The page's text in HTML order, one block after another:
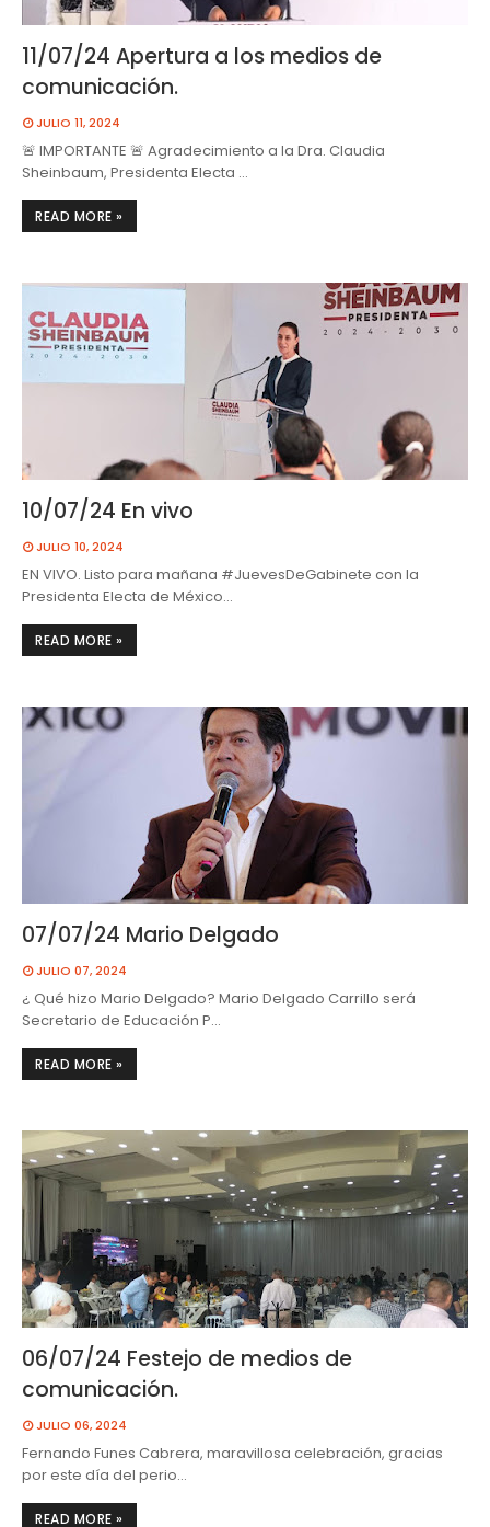
11/07/24 Apertura a los medios de
comunicación.
JULIO 11, 2024
🚨 IMPORTANTE 🚨 Agradecimiento a la Dra. Claudia
Sheinbaum, Presidenta Electa …
READ MORE »
10/07/24 En vivo
JULIO 10, 2024
EN VIVO. Listo para mañana #JuevesDeGabinete con la
Presidenta Electa de México…
READ MORE »
07/07/24 Mario Delgado
JULIO 07, 2024
¿ Qué hizo Mario Delgado? Mario Delgado Carrillo será
Secretario de Educación P…
READ MORE »
06/07/24 Festejo de medios de
comunicación.
JULIO 06, 2024
Fernando Funes Cabrera, maravillosa celebración, gracias
por este día del perio…
READ MORE »